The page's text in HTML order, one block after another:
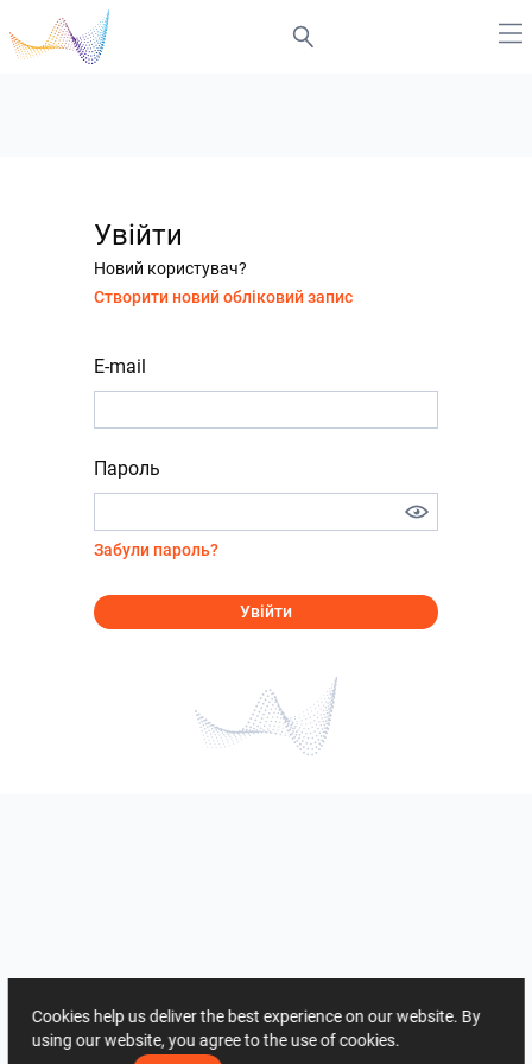
Увійти
Новий користувач?
Створити новий обліковий запис
E-mail
Пароль
Забули пароль?
Увійти
Cookies help us deliver the best experience on our website. By
using our website, you agree to the use of cookies.